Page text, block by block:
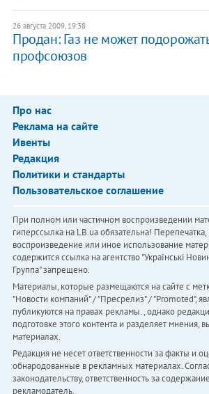
26 августа 2009, 19:38
Продан: Газ не может
профсоюзов
Про нас
Реклама на сайте
Ивенты
Редакция
Политики и стандарты
Пользовательское соглашение
При полном или частичном воспроизведении
гиперссылка на LB.ua обязательна!
воспроизведение или иное использование
содержится ссылка на агентство "Українськi
Группа" запрещено.
Материалы, которые размещаются на сайте с
"Новости компаний" / "Пресрелиз" / "Promoted",
публикуются на правах рекламы. , однако
подготовке этого контента и разделяет мнения,
материалах.
Редакция не несет ответственности за факты и
обнародованные в рекламных материалах.
законодательству, ответственность за
рекламодатель.